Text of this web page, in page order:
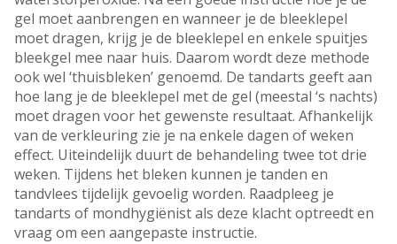
gel moet aanbrengen en wanneer je de bleeklepel
moet dragen, krijg je de bleeklepel en enkele spuitjes
bleekgel mee naar huis. Daarom wordt deze methode
ook wel ‘thuisbleken’ genoemd. De tandarts geeft aan
hoe lang je de bleeklepel met de gel (meestal ‘s nachts)
moet dragen voor het gewenste resultaat. Afhankelijk
van de verkleuring zie je na enkele dagen of weken
effect. Uiteindelijk duurt de behandeling twee tot drie
weken. Tijdens het bleken kunnen je tanden en
tandvlees tijdelijk gevoelig worden. Raadpleeg je
tandarts of mondhygiënist als deze klacht optreedt en
vraag om een aangepaste instructie.